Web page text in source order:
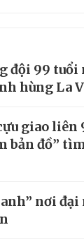
đội 99 tuổi
hùng La
giao liên
bản đồ”
nơi đại